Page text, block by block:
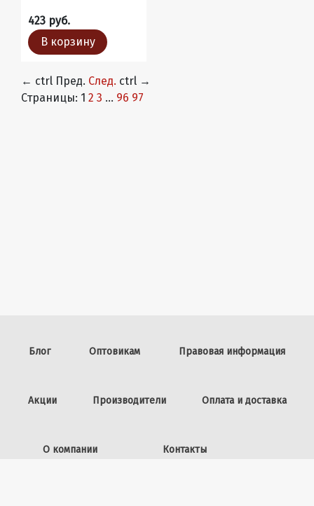
423 руб.
В корзину
← ctrl Пред. След. ctrl →
Страницы: 1 2 3 ... 96 97
Блог Оптовикам Правовая информация
Акции Производители Оплата и доставка
О компании Контакты